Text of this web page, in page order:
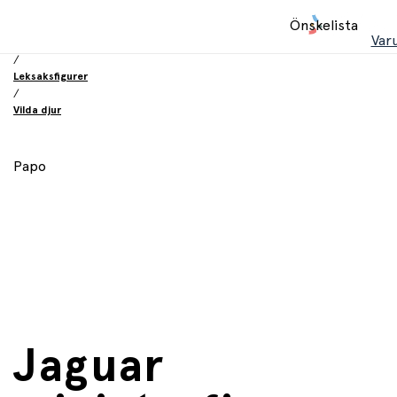
Önskelista
/
Leksaksfigurer
/
Vilda djur
Papo
Jaguar